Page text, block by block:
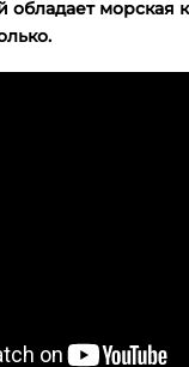
обладает морская